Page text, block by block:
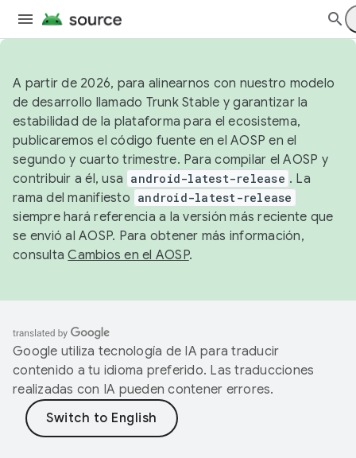
A partir de 2026, para alinearnos con nuestro modelo
de desarrollo llamado Trunk Stable y garantizar la
estabilidad de la plataforma para el ecosistema,
publicaremos el código fuente en el AOSP en el
segundo y cuarto trimestre. Para compilar el AOSP y
contribuir a él, usa android-latest-release . La
rama del manifiesto android-latest-release
siempre hará referencia a la versión más reciente que
se envió al AOSP. Para obtener más información,
consultaCambios en el AOSP.
Google utiliza tecnología de IA para traducir
contenido a tu idioma preferido. Las traducciones
realizadas con IA pueden contener errores.